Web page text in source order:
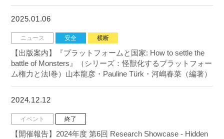
2025.01.06
ニュース 安全 横断
【出版案内】『プラットフォームと国家: How to settle the
battle of Monsters』（シリーズ：怪獣化するプラットフォー
ム権力と法I巻）山本龍彦・Pauline Türk・河嶋春菜（編著）
2024.12.12
イベント 終了
【開催報告】2024年度 第6回 Research Showcase - Hidden